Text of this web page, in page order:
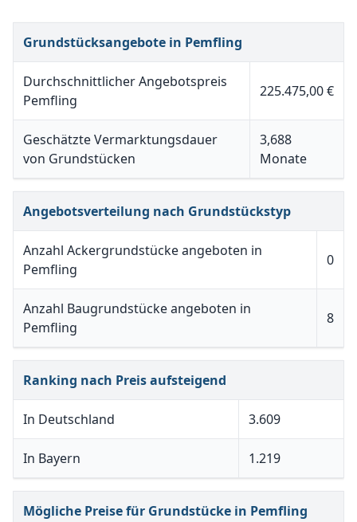
Grundstücksangebote in Pemfling
Durchschnittlicher Angebotspreis
Pemfling
225.475,00 €
Geschätzte Vermarktungsdauer
von Grundstücken
3,688
Monate
Angebotsverteilung nach Grundstückstyp
Anzahl Ackergrundstücke angeboten in
Pemfling
0
Anzahl Baugrundstücke angeboten in
Pemfling
8
Ranking nach Preis aufsteigend
In Deutschland 3.609
In Bayern 1.219
Mögliche Preise für Grundstücke in Pemfling